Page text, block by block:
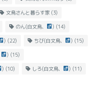
文鳥さんと暮らす家 (3)
のん(白文鳥、 ) (14)
) (22) ちび(白文鳥、 ) (15)
) (15)
) (10) しろ(白文鳥、 ) (11)